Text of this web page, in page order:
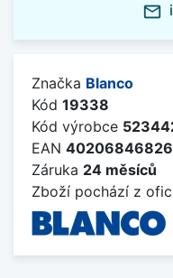
mail_outline
Značka Blanco
Kód 19338
Kód výrobce
EAN
Záruka 24 měsíců
Zboží pochází z